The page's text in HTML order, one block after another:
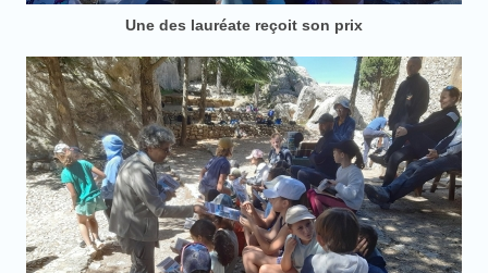
Une des lauréate reçoit son prix